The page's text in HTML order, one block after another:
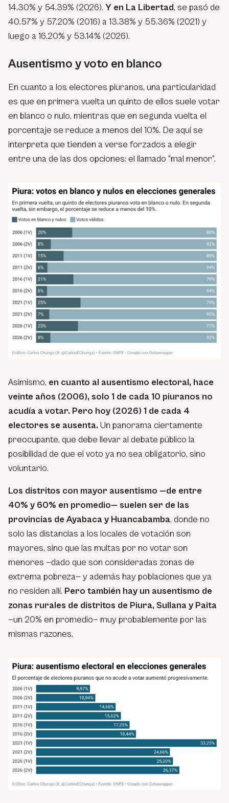
14.30% y 54.39% (2026). Y en La Libertad, se pasó de
40.57% y 57.20% (2016) a 13.38% y 55.36% (2021) y
luego a 16.20% y 53.14% (2026).
Ausentismo y voto en blanco
En cuanto a los electores piuranos, una particularidad
es que en primera vuelta un quinto de ellos suele votar
en blanco o nulo, mientras que en segunda vuelta el
porcentaje se reduce a menos del 10%. De aquí se
interpreta que tienden a verse forzados a elegir
entre una de las dos opciones: el llamado “mal menor”.
Asimismo, en cuanto al ausentismo electoral, hace
veinte años (2006), solo 1 de cada 10 piuranos no
acudía a votar. Pero hoy (2026) 1 de cada 4
electores se ausenta. Un panorama ciertamente
preocupante, que debe llevar al debate público la
posibilidad de que el voto ya no sea obligatorio, sino
voluntario.
Los distritos con mayor ausentismo —de entre
40% y 60% en promedio— suelen ser de las
provincias de Ayabaca y Huancabamba, donde no
solo las distancias a los locales de votación son
mayores, sino que las multas por no votar son
menores —dado que son consideradas zonas de
extrema pobreza— y además hay poblaciones que ya
no residen allí. Pero también hay un ausentismo de
zonas rurales de distritos de Piura, Sullana y Paita
—un 20% en promedio— muy probablemente por las
mismas razones.